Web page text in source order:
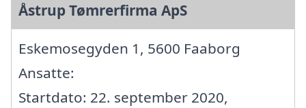
Åstrup Tømrerfirma ApS
Eskemosegyden 1, 5600 Faaborg
Ansatte:
Startdato: 22. september 2020,